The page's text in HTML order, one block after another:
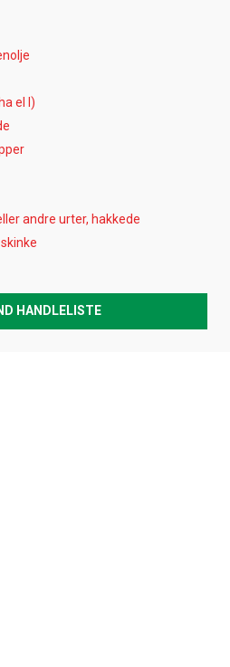
el l)
andre urter, hakkede
HANDLELISTE